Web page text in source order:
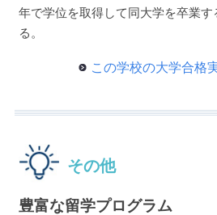
年で学位を取得して同大学を卒業す
る。
この学校の大学合格
その他
豊富な留学プログラム